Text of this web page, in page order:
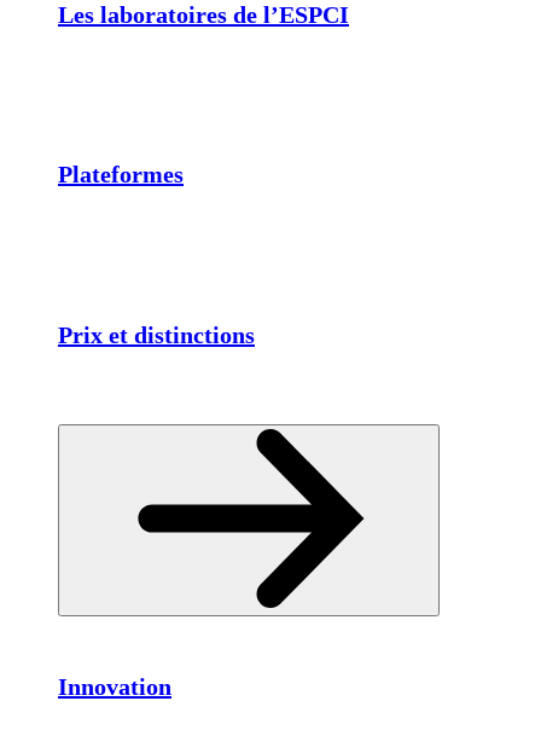
Les laboratoires de l’ESPCI
Plateformes
Prix et distinctions
Innovation